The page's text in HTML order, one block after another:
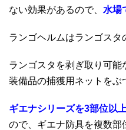
ない効果があるので、 水場
ランゴヘルムはランゴスタ
ランゴスタを剥ぎ取り可
装備品の捕獲用ネットをぶ
ギエナシリーズを3部位以
ので、ギエナ防具を複数部